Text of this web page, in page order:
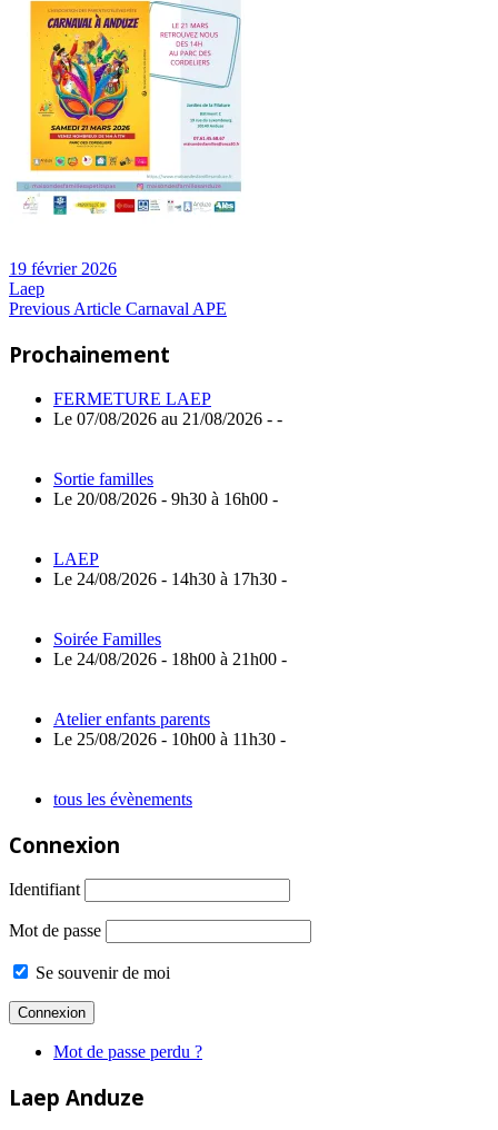
19 février 2026
Laep
Navigation
de
l’article
Previous ArticlePrevious
Carnaval APE
Prochainement
FERMETURE LAEP
Le 07/08/2026 au 21/08/2026 - -
Sortie familles
Le 20/08/2026 - 9h30 à 16h00 -
LAEP
Le 24/08/2026 - 14h30 à 17h30 -
Soirée Familles
Le 24/08/2026 - 18h00 à 21h00 -
Atelier enfants parents
Le 25/08/2026 - 10h00 à 11h30 -
tous les évènements
Connexion
Identifiant
Mot de passe
Se souvenir de moi
Mot de passe perdu ?
Laep Anduze